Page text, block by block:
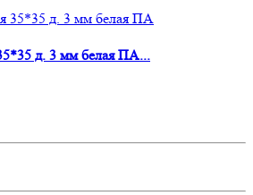
д. 3 мм белая ПА...